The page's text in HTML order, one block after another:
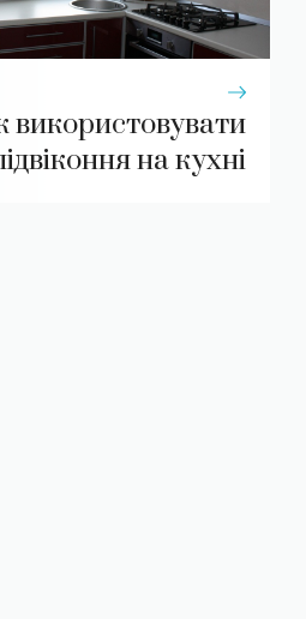
використовувати
на кухні